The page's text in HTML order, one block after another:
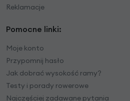
Reklamacje
Pomocne linki:
Moje konto
Przypomnij hasło
Jak dobrać wysokość ramy?
Testy i porady rowerowe
Najczęściej zadawane pytania